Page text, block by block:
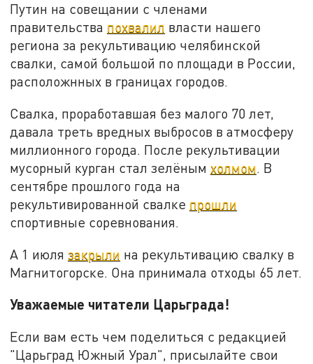
Путин на совещании с членами
правительства похвалил власти нашего
региона за рекультивацию челябинской
свалки, самой большой по площади в России,
расположнных в границах городов.
Свалка, проработавшая без малого 70 лет,
давала треть вредных выбросов в атмосферу
миллионного города. После рекультивации
мусорный курган стал зелёным холмом. В
сентябре прошлого года на
рекультивированной свалке прошли
спортивные соревнования.
А 1 июлязакрыли на рекультивацию свалку в
Магнитогорске. Она принимала отходы 65 лет.
Уважаемые читатели Царьграда!
Если вам есть чем поделиться с редакцией
"Царьград Южный Урал", присылайте свои